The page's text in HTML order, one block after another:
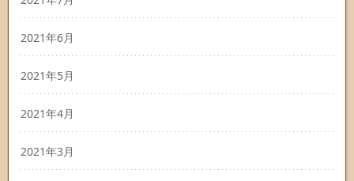
2021年6月
2021年5月
2021年4月
2021年3月